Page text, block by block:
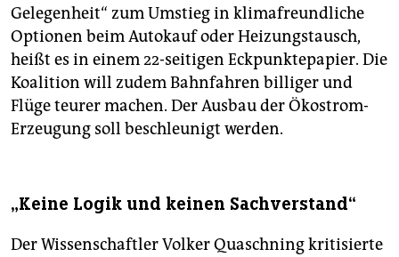
Gelegenheit“ zum Umstieg in klimafreundliche
Optionen beim Autokauf oder Heizungstausch,
heißt es in einem 22-seitigen Eckpunktepapier. Die
Koalition will zudem Bahnfahren billiger und
Flüge teurer machen. Der Ausbau der Ökostrom-
Erzeugung soll beschleunigt werden.
„Keine Logik und keinen Sachverstand“
Der Wissenschaftler Volker Quaschning kritisierte